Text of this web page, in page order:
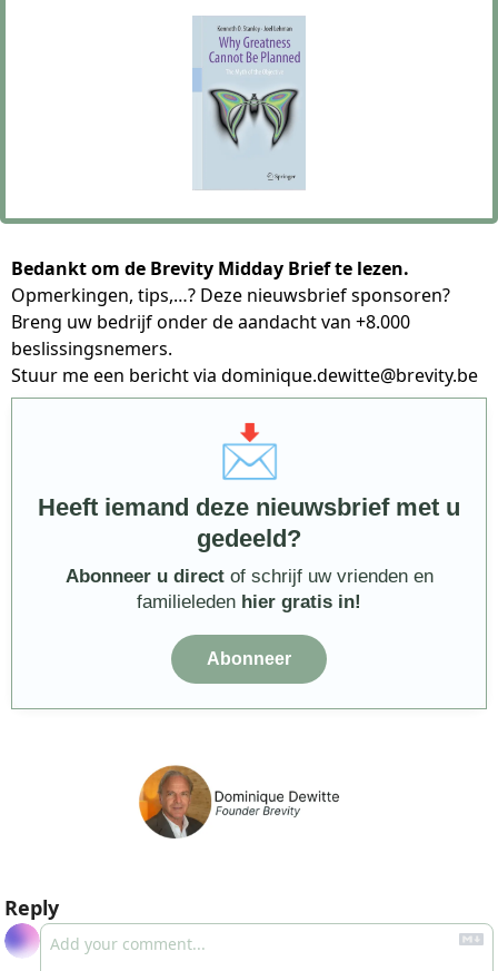
Bedankt om de Brevity Midday Brief te lezen.
Opmerkingen, tips,…? Deze nieuwsbrief sponsoren?
Breng uw bedrijf onder de aandacht van +8.000
beslissingsnemers.
Stuur me een bericht via dominique.dewitte@brevity.be
📩
Heeft iemand deze nieuwsbrief met u
gedeeld?
Abonneer u directof schrijf uw vrienden en
familieleden hier gratis in!
Abonneer
Reply